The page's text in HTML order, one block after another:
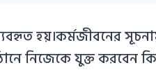
হয়।কর্মজীবনের
নিজেকে যুক্ত করবেন